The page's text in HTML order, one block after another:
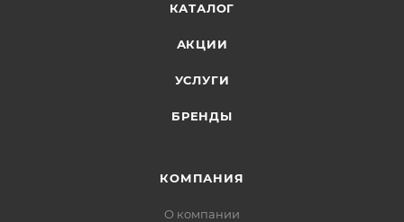
КАТАЛОГ
АКЦИИ
УСЛУГИ
БРЕНДЫ
КОМПАНИЯ
О компании